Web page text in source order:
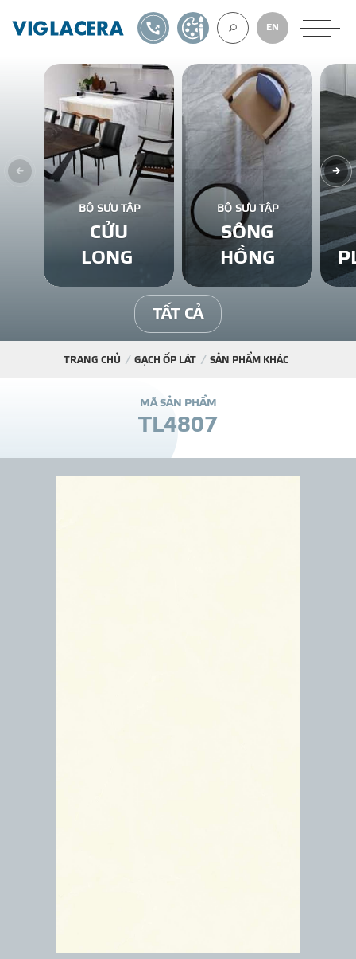
VỀ CHÚNG
GẠCH ỐP LÁT
BÊ TÔNG KHÍ
NGÓI LỢP
THƯ
EN
1900561582TỰ THIẾT KẾ
BỘ SƯU TẬP
CỬU
LONG
BỘ SƯU TẬP
SÔNG
HỒNG
TẤT CẢ
TRANG CHỦ GẠCH ỐP LÁT SẢN PHẨM KHÁC
MÃ SẢN PHẨM
TL4807